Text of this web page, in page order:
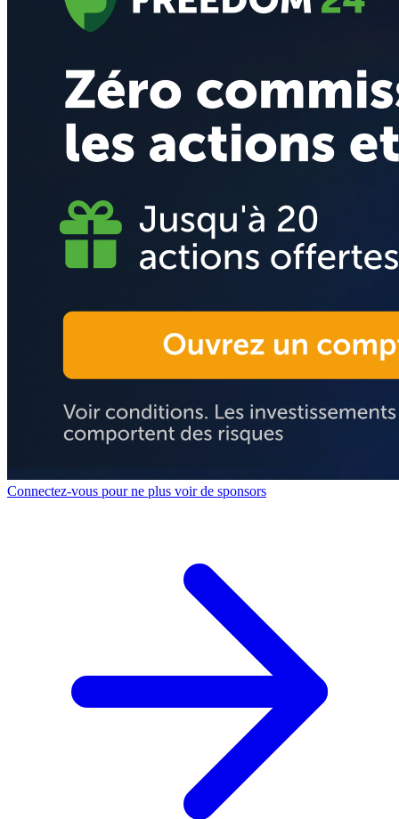
Connectez-vous pour ne plus voir de sponsors